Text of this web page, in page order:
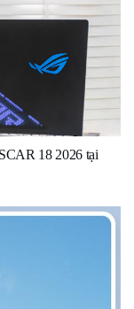
18 2026 tại